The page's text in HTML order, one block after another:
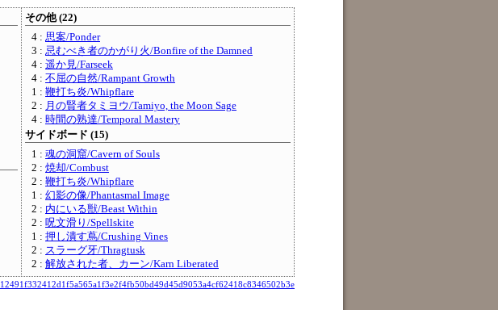
その他 (22)
4 : 思案/Ponder
3 : 忌むべき者のかがり火/Bonfire of the Damned
4 : 遥か見/Farseek
4 : 不屈の自然/Rampant Growth
1 : 鞭打ち炎/Whipflare
2 : 月の賢者タミヨウ/Tamiyo, the Moon Sage
4 : 時間の熟達/Temporal Mastery
サイドボード (15)
1 : 魂の洞窟/Cavern of Souls
2 : 焼却/Combust
2 : 鞭打ち炎/Whipflare
1 : 幻影の像/Phantasmal Image
2 : 内にいる獣/Beast Within
2 : 呪文滑り/Spellskite
1 : 押し潰す蔦/Crushing Vines
2 : スラーグ牙/Thragtusk
2 : 解放された者、カーン/Karn Liberated
12491f332412d1f5a565a1f3e2f4fb50bd49d45d9053a4cf62418c8346502b3e